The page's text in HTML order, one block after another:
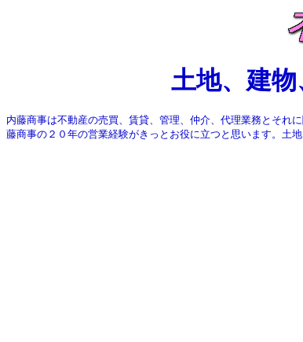
土地、建
内藤商事は不動産の売買、賃貸、管理、仲介、代理業務とそれ
藤商事の２０年の営業経験がきっとお役に立つと思います。 土